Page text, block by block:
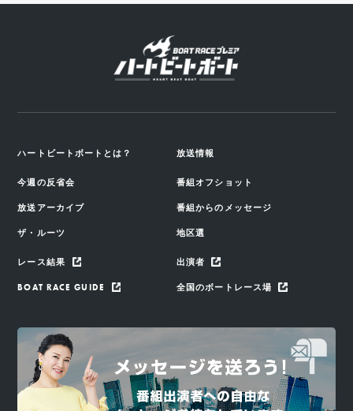
ハートビートボートとは？ 放送情報
今週の反省会 番組オフショット
放送アーカイブ 番組からのメッセージ
ザ・ルーツ 地区選
レース結果 出演者
BOAT RACE GUIDE 全国のボートレース場